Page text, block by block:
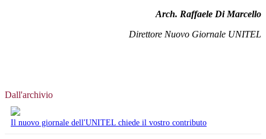
Arch. Ra­ffaele Di Marcello
Direttore Nuovo Giornale UNITEL
Dall'archivio
Il nuovo giornale dell'UNITEL chiede il vostro contributo